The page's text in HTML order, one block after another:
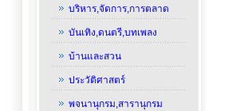
บริหาร,จัดการ,การตลาด
บันเทิง,ดนตรี,บทเพลง
บ้านและสวน
ประวัติศาสตร์
พจนานุกรม,สารานุกรม